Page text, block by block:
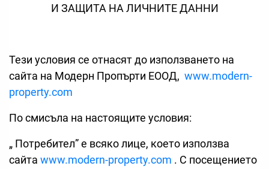
И ЗАЩИТА НА ЛИЧНИТЕ ДАННИ
Тези условия се отнасят до използването на
сайта на Модерн Пропърти ЕООД, www.modern-
property.com
По смисъла на настоящите условия:
„ Потребител” е всяко лице, което използва
сайта www.modern-property.com . С посещението